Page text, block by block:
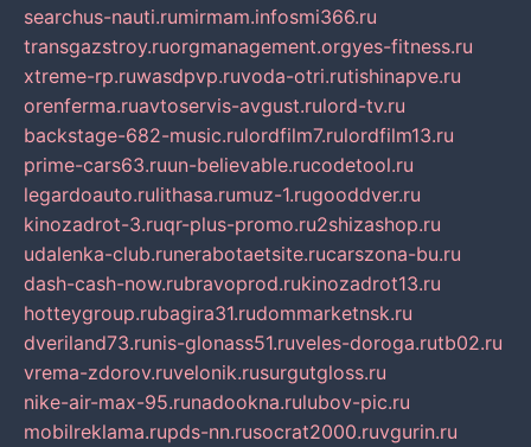
searchus-nauti.rumirmam.infosmi366.ru
transgazstroy.ruorgmanagement.orgyes-fitness.ru
xtreme-rp.ruwasdpvp.ruvoda-otri.rutishinapve.ru
orenferma.ruavtoservis-avgust.rulord-tv.ru
backstage-682-music.rulordfilm7.rulordfilm13.ru
prime-cars63.ruun-believable.rucodetool.ru
legardoauto.rulithasa.rumuz-1.rugooddver.ru
kinozadrot-3.ruqr-plus-promo.ru2shizashop.ru
udalenka-club.runerabotaetsite.rucarszona-bu.ru
dash-cash-now.rubravoprod.rukinozadrot13.ru
hotteygroup.rubagira31.rudommarketnsk.ru
dveriland73.runis-glonass51.ruveles-doroga.rutb02.ru
vrema-zdorov.ruvelonik.rusurgutgloss.ru
nike-air-max-95.runadookna.rulubov-pic.ru
mobilreklama.rupds-nn.rusocrat2000.ruvgurin.ru